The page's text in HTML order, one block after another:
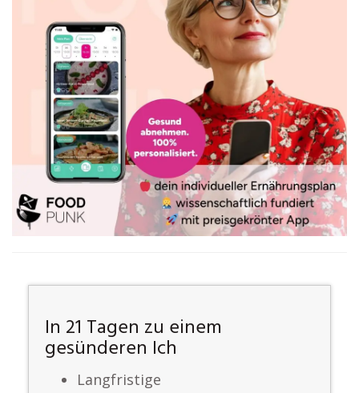
In 21 Tagen zu einem
gesünderen Ich
Langfristige